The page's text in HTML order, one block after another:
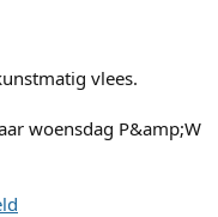
vlees.
woensdag P&amp;W